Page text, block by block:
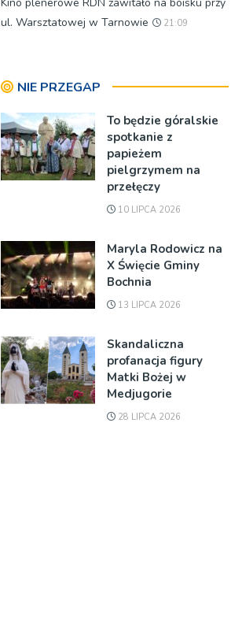
ul. Warsztatowej w Tarnowie
21:09
NIE PRZEGAP
To będzie góralskie
spotkanie z
papieżem
pielgrzymem na
przełęczy
10 LIPCA 2026
Maryla Rodowicz na
X Święcie Gminy
Bochnia
13 LIPCA 2026
Skandaliczna
profanacja figury
Matki Bożej w
Medjugorie
28 LIPCA 2026